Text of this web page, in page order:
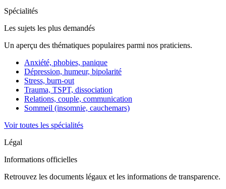
Spécialités
Les sujets les plus demandés
Un aperçu des thématiques populaires parmi nos praticiens.
Anxiété, phobies, panique
Dépression, humeur, bipolarité
Stress, burn-out
Trauma, TSPT, dissociation
Relations, couple, communication
Sommeil (insomnie, cauchemars)
Voir toutes les spécialités
Légal
Informations officielles
Retrouvez les documents légaux et les informations de transparence.